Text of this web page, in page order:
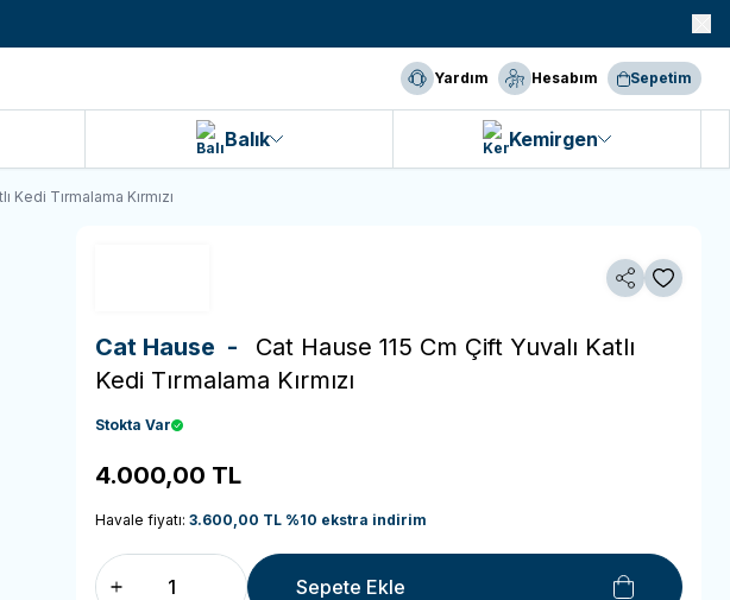
Yardım Hesabım Sepetim
Balık Kemirgen
Kedi Tırmalama Kırmızı
PaylaşFavoriye
Cat Hause - Cat Hause 115 Cm Çift Yuvalı Katlı
Kedi Tırmalama Kırmızı
Stokta Var
4.000,00 TL
Havale fiyatı: 3.600,00 TL %10 ekstra indirim
Sepete Ekle